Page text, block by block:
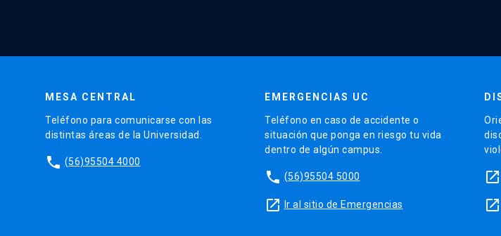
MESA CENTRAL
Teléfono para comunicarse con las
distintas áreas de la Universidad.
phone (56)95504 4000
EMERGENCIAS UC
Teléfono en caso de accidente o
situación que ponga en riesgo tu vida
dentro de algún campus.
phone (56)95504 5000
launch Ir al sitio de Emergencias
launch
launch